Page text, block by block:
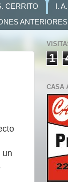
CERRITO
I.
ANTERIORES
un
1
CASA